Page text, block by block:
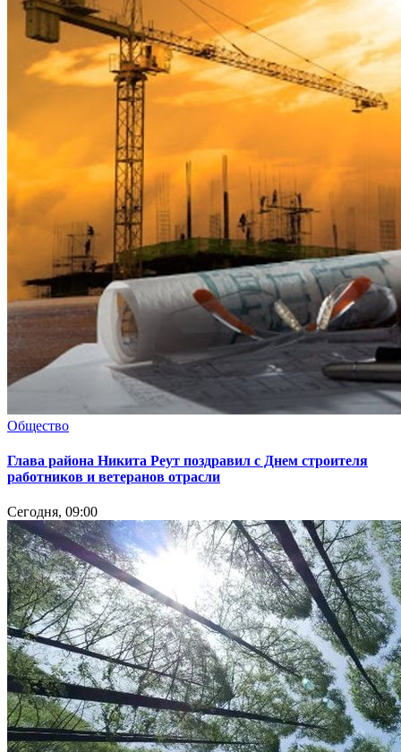
Общество
Глава района Никита Реут поздравил с Днем строителя
работников и ветеранов отрасли
Сегодня, 09:00